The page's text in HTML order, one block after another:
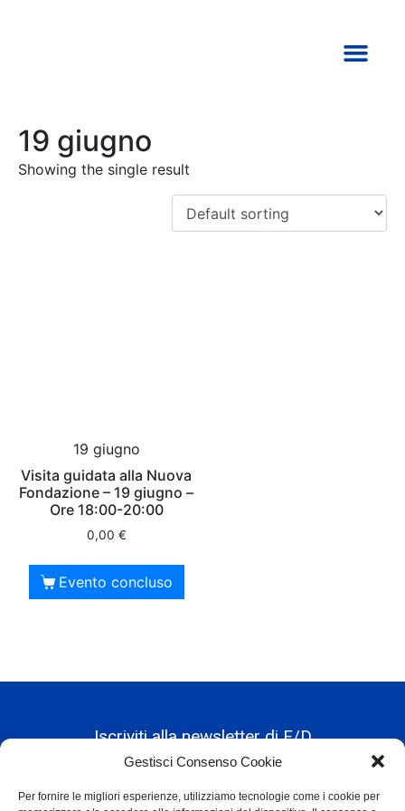
Gestisci Consenso Cookie
Per fornire le migliori esperienze, utilizziamo tecnologie come i cookie per
19 giugno
Showing the single result
19 giugno
Visita guidata alla Nuova
Fondazione – 19 giugno –
Ore 18:00-20:00
0,00 €
Evento concluso
Iscriviti alla newsletter di F/D